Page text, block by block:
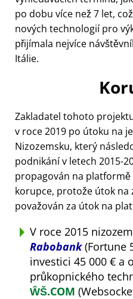
po dobu více než 7 let,
nových technologií pro
přijímala nejvíce
Itálie.
Zakladatel tohoto
v roce 2019 po útoku na
Nizozemsku, který
podnikání v letech 2015-
propagován na
korupce, protože útok na
považován za útok na
V roce 2015
Rabobank(Fortune
investici 45 000 € a
průkopnického
ŴŠ.COM